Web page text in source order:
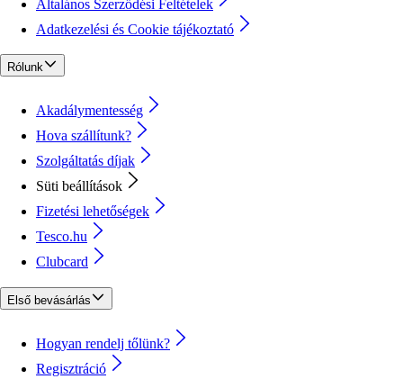
Általános Szerződési Feltételek
Adatkezelési és Cookie tájékoztató
Rólunk
Akadálymentesség
Hova szállítunk?
Szolgáltatás díjak
Süti beállítások
Fizetési lehetőségek
Tesco.hu
Clubcard
Első bevásárlás
Hogyan rendelj tőlünk?
Regisztráció